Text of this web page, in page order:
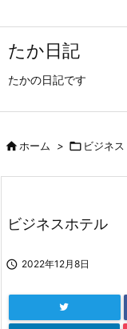
たか日記
たかの日記です
ホーム >  ビジネス
ビジネスホテル
 2022年12月8日